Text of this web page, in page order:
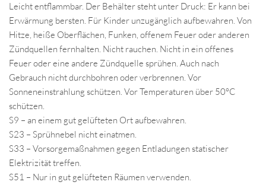
Leicht entflammbar. Der Behälter steht unter Druck: Er kann bei
Erwärmung bersten. Für Kinder unzugänglich aufbewahren. Von
Hitze, heiße Oberflächen, Funken, offenem Feuer oder anderen
Zündquellen fernhalten. Nicht rauchen. Nicht in ein offenes
Feuer oder eine andere Zündquelle sprühen. Auch nach
Gebrauch nicht durchbohren oder verbrennen. Vor
Sonneneinstrahlung schützen. Vor Temperaturen über 50°C
schützen.
S9 – an einem gut gelüfteten Ort aufbewahren.
S23 – Sprühnebel nicht einatmen.
S33 – Vorsorgemaßnahmen gegen Entladungen statischer
Elektrizität treffen.
S51 – Nur in gut gelüfteten Räumen verwenden.